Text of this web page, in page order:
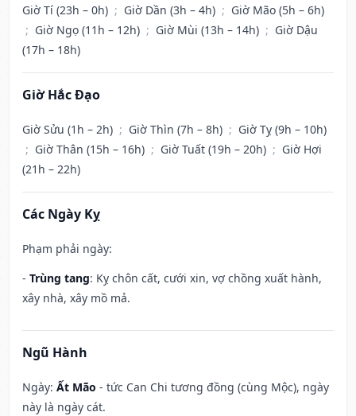
Giờ Tí (23h – 0h) ; Giờ Dần (3h – 4h) ; Giờ Mão (5h – 6h)
; Giờ Ngọ (11h – 12h) ; Giờ Mùi (13h – 14h) ; Giờ Dậu
(17h – 18h)
Giờ Hắc Đạo
Giờ Sửu (1h – 2h) ; Giờ Thìn (7h – 8h) ; Giờ Tỵ (9h – 10h)
; Giờ Thân (15h – 16h) ; Giờ Tuất (19h – 20h) ; Giờ Hợi
(21h – 22h)
Các Ngày Kỵ
Phạm phải ngày:
- Trùng tang: Kỵ chôn cất, cưới xin, vợ chồng xuất hành,
xây nhà, xây mồ mả.
Ngũ Hành
Ngày: Ất Mão - tức Can Chi tương đồng (cùng Mộc), ngày
này là ngày cát.